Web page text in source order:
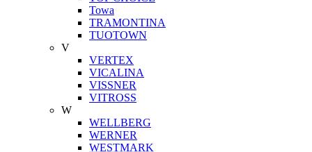
Towa
TRAMONTINA
TUOTOWN
V
VERTEX
VICALINA
VISSNER
VITROSS
W
WELLBERG
WERNER
WESTMARK